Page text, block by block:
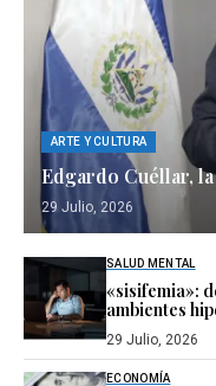
ARTE Y CULTURA
Edgardo Cuéllar,
29 Julio, 2026
SALUD MENTAL
«sisifemia»:
ambientes
29 Julio, 2026
ECONOMÍA